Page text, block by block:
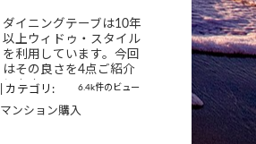
ダイニングテーブは10年
以上ウィドゥ・スタイル
を利用しています。今回
はその良さを4点ご紹介
します
6.4k件のビュー
カテゴリ:
マンション購入